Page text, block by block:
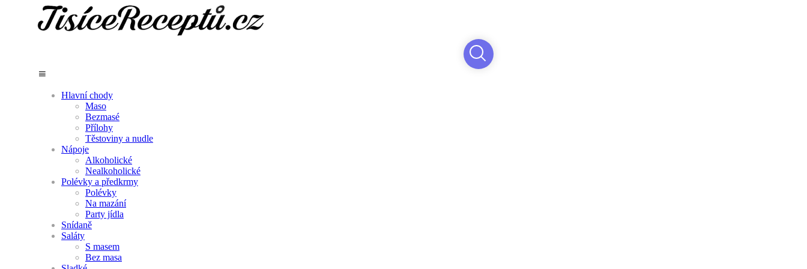
Hlavní chody
Maso
Bezmasé
Přílohy
Těstoviny a nudle
Nápoje
Alkoholické
Nealkoholické
Polévky a předkrmy
Polévky
Na mazání
Party jídla
Snídaně
Saláty
S masem
Bez masa